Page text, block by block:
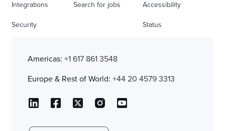
Integrations
Security
Search for jobs Accessibility
Status
Americas: +1 617 861 3548
Europe & Rest of World: +44 20 4579 3313